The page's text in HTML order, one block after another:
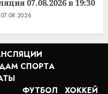
07.08.2026 в 19:30
07.08.2026
СПОРТA
ФУТБОЛ
ХОККЕЙ